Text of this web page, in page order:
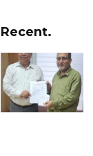
Recent.